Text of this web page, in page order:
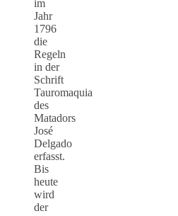
im
Jahr
1796
die
Regeln
in der
Schrift
Tauromaquia
des
Matadors
José
Delgado
erfasst.
Bis
heute
wird
der